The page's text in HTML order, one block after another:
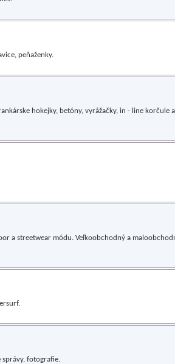
peňaženky.
hokejky, betóny, vyrážačky, in - line korčule a
a streetwear módu. Veľkoobchodný a
správy, fotografie.